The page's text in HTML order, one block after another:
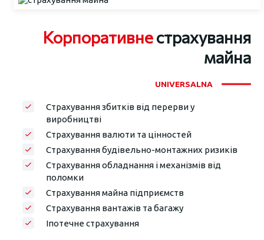
Корпоративнестрахування
майна
UNIVERSALNA
Страхування збитків від перерви у
виробництві
Страхування валюти та цінностей
Страхування будівельно-монтажних ризиків
Страхування обладнання і механізмів від
поломки
Страхування майна підприємств
Страхування вантажів та багажу
Іпотечне страхування